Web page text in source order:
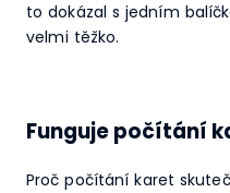
to dokázal s jedním
velmi těžko.
Funguje počítání
Proč počítání karet